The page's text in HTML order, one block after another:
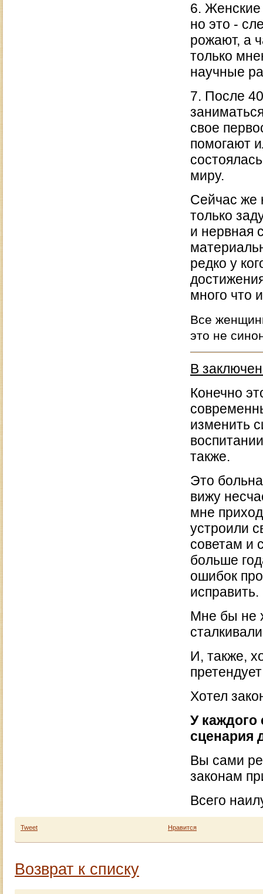
6.
но это -
рожают, а
только
научные
7. После
свое
помогают
миру.
Сейчас же
только
и нервная
редко у
много что
Все
это не
В
Конечно
изменить
также.
Это
вижу
мне
устроили
советам и
больше
ошибок
исправить.
Мне бы не
И, также,
Хотел
У каждого
сценария
Вы сами
законам
Всего
Tweet Нравится
Возврат к списку